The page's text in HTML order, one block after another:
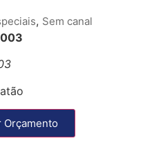
, Sem canal
Orçamento